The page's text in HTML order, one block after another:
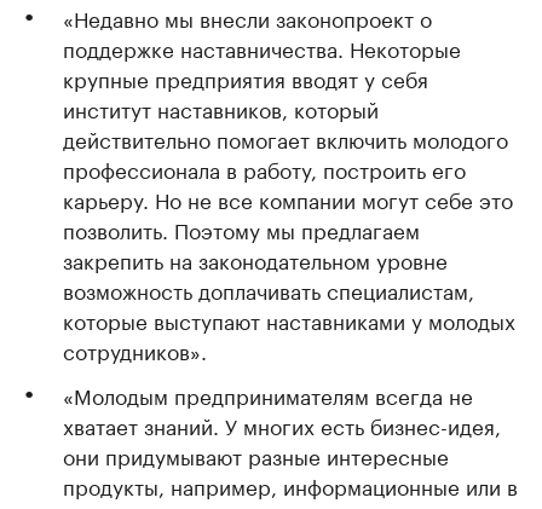
«Недавно мы внесли законопроект о
поддержке наставничества. Некоторые
крупные предприятия вводят у себя
институт наставников, который
действительно помогает включить молодого
профессионала в работу, построить его
карьеру. Но не все компании могут себе это
позволить. Поэтому мы предлагаем
закрепить на законодательном уровне
возможность доплачивать специалистам,
которые выступают наставниками у молодых
сотрудников».
«Молодым предпринимателям всегда не
хватает знаний. У многих есть бизнес-идея,
они придумывают разные интересные
продукты, например, информационные или в